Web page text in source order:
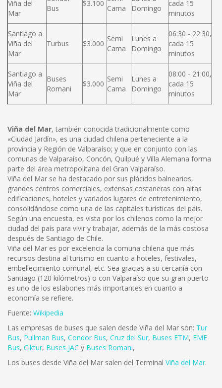
Viña del
Mar
Bus
$3.100
Cama
Domingo
cada 15
minutos
Santiago a
Viña del
Mar
Turbus $3.000
Semi
Cama
Lunes a
Domingo
06:30 - 22:30,
cada 15
minutos
Santiago a
Viña del
Mar
Buses
Romani
$3.000
Semi
Cama
Lunes a
Domingo
08:00 - 21:00,
cada 15
minutos
Viña del Mar, también conocida tradicionalmente como
«Ciudad Jardín», es una ciudad chilena perteneciente a la
provincia y Región de Valparaíso; y que en conjunto con las
comunas de Valparaíso, Concón, Quilpué y Villa Alemana forma
parte del área metropolitana del Gran Valparaíso.
Viña del Mar se ha destacado por sus plácidos balnearios,
grandes centros comerciales, extensas costaneras con altas
edificaciones, hoteles y variados lugares de entretenimiento,
consolidándose como una de las capitales turísticas del país.
Según una encuesta, es vista por los chilenos como la mejor
ciudad del país para vivir y trabajar, además de la más costosa
después de Santiago de Chile.
Viña del Mar es por excelencia la comuna chilena que más
recursos destina al turismo en cuanto a hoteles, festivales,
embellecimiento comunal, etc. Sea gracias a su cercanía con
Santiago (120 kilómetros) o con Valparaíso que su gran puerto
es uno de los eslabones más importantes en cuanto a
economía se refiere.
Fuente: Wikipedia
Las empresas de buses que salen desde Viña del Mar son: Tur
Bus, Pullman Bus, Condor Bus, Cruz del Sur, Buses ETM, EME
Bus, Ciktur, Buses JAC y Buses Romani,
Los buses desde Viña del Mar salen del Terminal Viña del Mar.